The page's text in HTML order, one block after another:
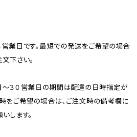
業日です。最短での発送をご希望の場合
下さい。
３０営業日の期間は配達の日時指定が
をご希望の場合は、ご注文時の備考欄に
します。